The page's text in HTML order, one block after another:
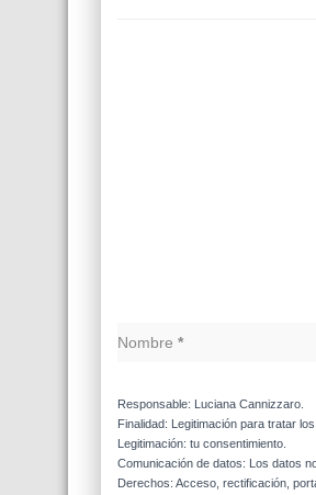
Nombre *
Responsable: Luciana Cannizzaro.
Finalidad: Legitimación para tratar
Legitimación: tu consentimiento.
Comunicación de datos: Los datos
Derechos: Acceso, rectificación,